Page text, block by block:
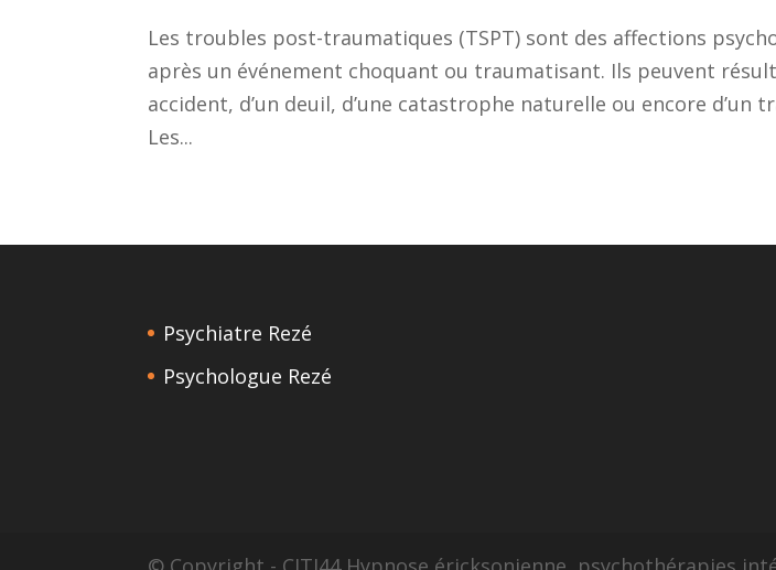
Les troubles post-traumatiques (TSPT) sont des affections
après un événement choquant ou traumatisant. Ils peuvent
accident, d’un deuil, d’une catastrophe naturelle ou encore d’un
Les...
Psychiatre Rezé
Psychologue Rezé